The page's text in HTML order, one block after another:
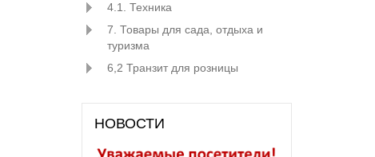
4.1. Техника
7. Товары для сада, отдыха и
туризма
6,2 Транзит для розницы
НОВОСТИ